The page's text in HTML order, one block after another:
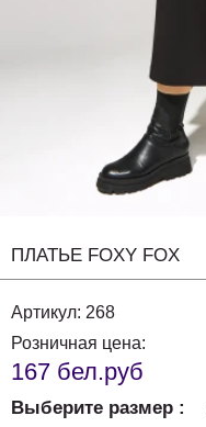
ПЛАТЬЕ FOXY FOX
Артикул: 268
Розничная цена:
167 бел.руб
Выберите размер